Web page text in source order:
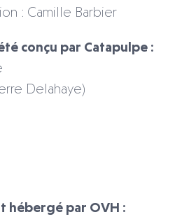
: Camille Barbier
conçu par Catapulpe :
Delahaye)
hébergé par OVH :